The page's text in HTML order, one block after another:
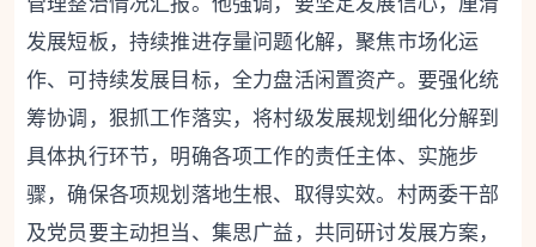
发展短板，持续推进存量问题化解，聚焦市场化运
作、可持续发展目标，全力盘活闲置资产。要强化统
筹协调，狠抓工作落实，将村级发展规划细化分解到
具体执行环节，明确各项工作的责任主体、实施步
骤，确保各项规划落地生根、取得实效。村两委干部
及党员要主动担当、集思广益，共同研讨发展方案，